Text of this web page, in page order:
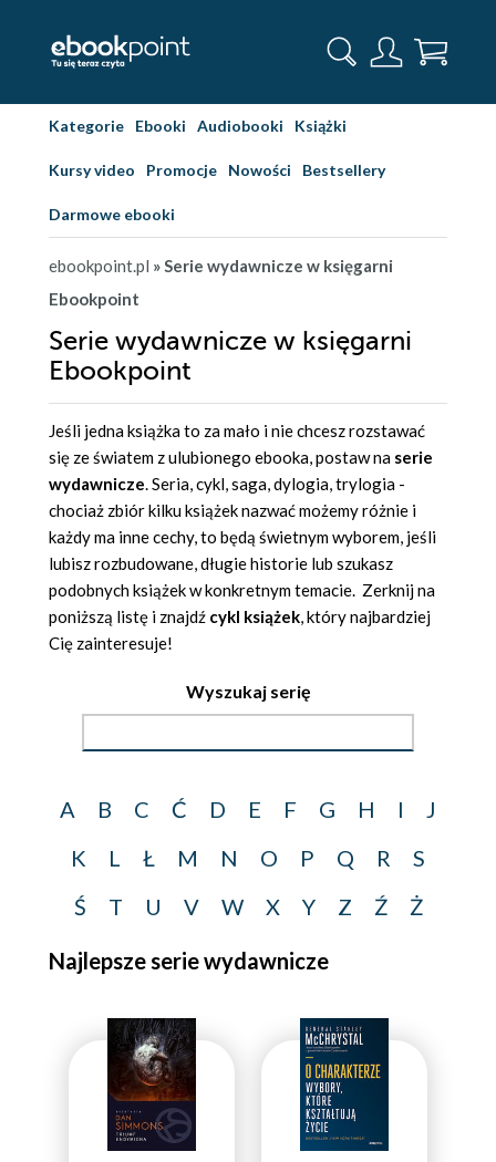
Kategorie Ebooki Audiobooki Książki
Kursy video Promocje Nowości Bestsellery
Darmowe ebooki
ebookpoint.pl » Serie wydawnicze w księgarni
Ebookpoint
Serie wydawnicze w księgarni
Ebookpoint
Jeśli jedna książka to za mało i nie chcesz rozstawać
się ze światem z ulubionego ebooka, postaw na serie
wydawnicze. Seria, cykl, saga, dylogia, trylogia -
chociaż zbiór kilku książek nazwać możemy różnie i
każdy ma inne cechy, to będą świetnym wyborem, jeśli
lubisz rozbudowane, długie historie lub szukasz
podobnych książek w konkretnym temacie. Zerknij na
poniższą listę i znajdź cykl książek, który najbardziej
Cię zainteresuje!
Wyszukaj serię
A B C Ć D E F G H I
J
K
L Ł M N O P Q R
S
Ś
T U V W X Y Z Ź Ż
Najlepsze serie wydawnicze